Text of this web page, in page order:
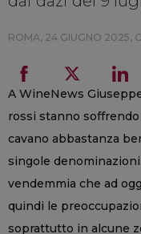
ROMA, 24 GIUGNO 2025,
A WineNews
rossi stanno
cavano abbastanza
singole
vendemmia che ad
quindi le
soprattutto in alcune